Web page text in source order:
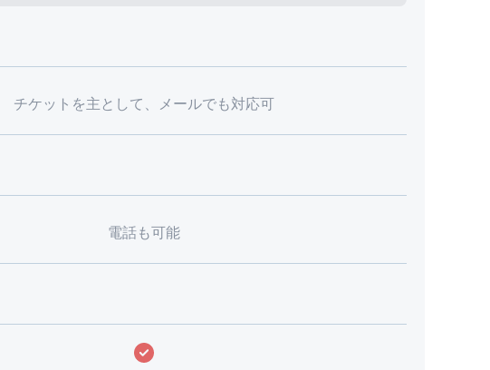
チケットを主として、メールでも対応可
電話も可能